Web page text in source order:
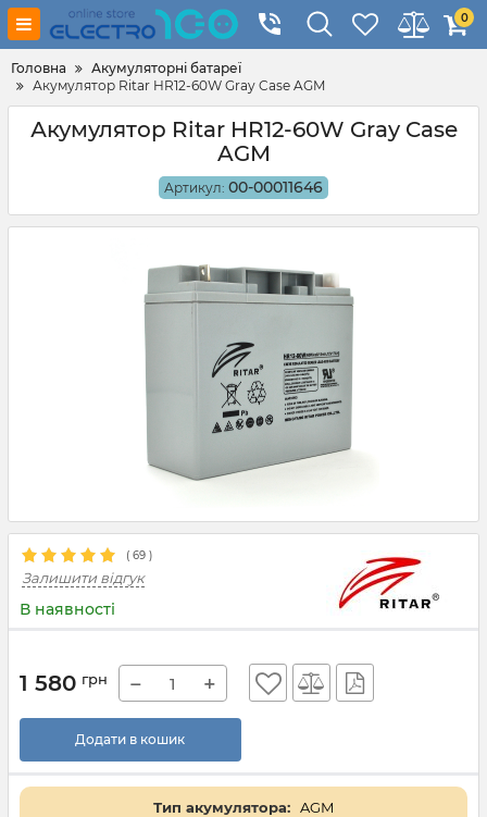
0
Головна
Акумуляторні батареї
Акумулятор Ritar HR12-60W Gray Case AGM
Акумулятор Ritar HR12-60W Gray Case
AGM
Артикул: 00-00011646
( 69 )
Залишити відгук
В наявності
1 580 грн − +
Додати в кошик
Тип акумулятора: AGM